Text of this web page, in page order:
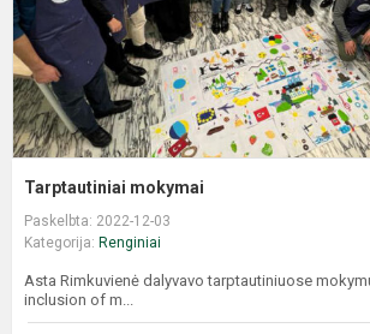
Tarptautiniai mokymai
Paskelbta: 2022-12-03
Kategorija: Renginiai
Asta Rimkuvienė dalyvavo tarptautiniuose
inclusion of m...